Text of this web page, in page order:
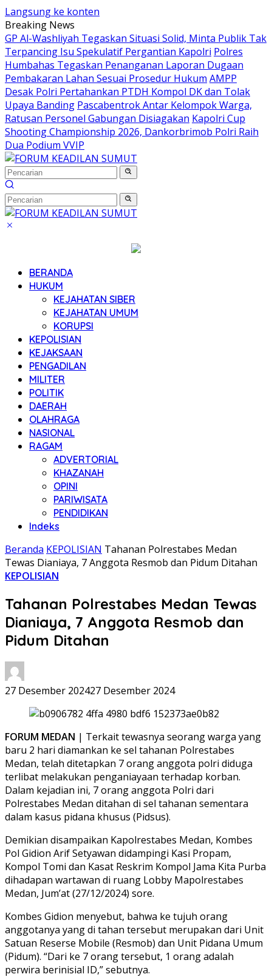
Langsung ke konten
Breaking News
GP Al-Washliyah Tegaskan Situasi Solid, Minta Publik Tak
Terpancing Isu Spekulatif Pergantian Kapolri Polres
Humbahas Tegaskan Penanganan Laporan Dugaan
Pembakaran Lahan Sesuai Prosedur Hukum AMPP
Desak Polri Pertahankan PTDH Kompol DK dan Tolak
Upaya Banding Pascabentrok Antar Kelompok Warga,
Ratusan Personel Gabungan Disiagakan Kapolri Cup
Shooting Championship 2026, Dankorbrimob Polri Raih
Dua Podium VVIP
BERANDA
HUKUM
KEJAHATAN SIBER
KEJAHATAN UMUM
KORUPSI
KEPOLISIAN
KEJAKSAAN
PENGADILAN
MILITER
POLITIK
DAERAH
OLAHRAGA
NASIONAL
RAGAM
ADVERTORIAL
KHAZANAH
OPINI
PARIWISATA
PENDIDIKAN
Indeks
Beranda KEPOLISIAN Tahanan Polrestabes Medan
Tewas Dianiaya, 7 Anggota Resmob dan Pidum Ditahan
KEPOLISIAN
Tahanan Polrestabes Medan Tewas
Dianiaya, 7 Anggota Resmob dan
Pidum Ditahan
27 Desember 202427 Desember 2024
FORUM MEDAN | Terkait tewasnya seorang warga yang
baru 2 hari diamankan ke sel tahanan Polrestabes
Medan, telah ditetapkan 7 orang anggota polri diduga
terlibat melakukan penganiayaan terhadap korban.
Dalam kejadian ini, 7 orang anggota Polri dari
Polrestabes Medan ditahan di sel tahanan sementara
dalam kasus pidana khusus (Pidsus).
Demikian disampaikan Kapolrestabes Medan, Kombes
Pol Gidion Arif Setyawan didampingi Kasi Propam,
Kompol Tomi dan Kasat Reskrim Kompol Jama Kita Purba
dihadapan wartawan di ruang Lobby Mapolrestabes
Medan, Jum’at (27/12/2024) sore.
Kombes Gidion menyebut, bahwa ke tujuh orang
anggotanya yang di tahan tersebut merupakan dari Unit
Satuan Reserse Mobile (Resmob) dan Unit Pidana Umum
(Pidum). “Dari ke 7 orang tersebut, 1 orang adalah
perwira berinisial ID,” sebutnya.